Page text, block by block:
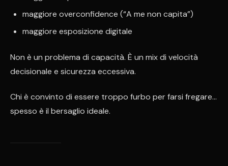
maggiore overconfidence (“A me non capita”)
maggiore esposizione digitale
Non è un problema di capacità. È un mix di velocità
decisionale e sicurezza eccessiva.
Chi è convinto di essere troppo furbo per farsi fregare…
spesso è il bersaglio ideale.